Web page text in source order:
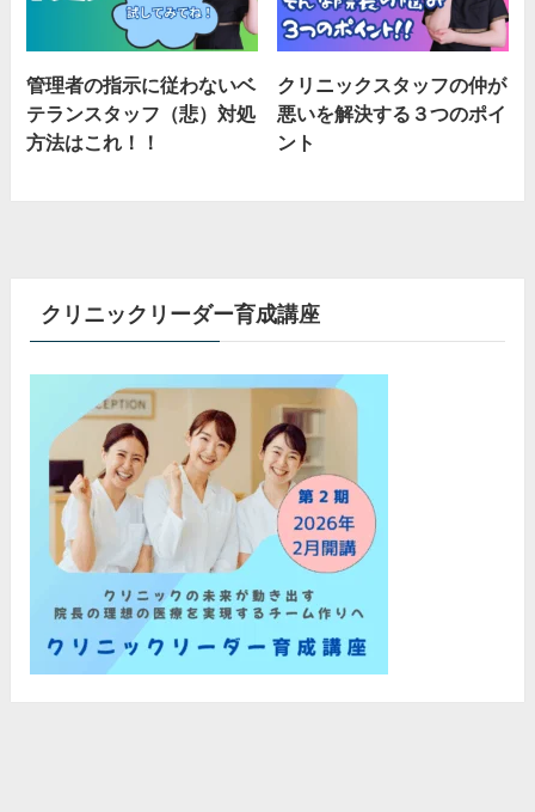
管理者の指示に従わないベ
テランスタッフ（悲）対処
方法はこれ！！
クリニックスタッフの仲が
悪いを解決する３つのポイ
ント
クリニックリーダー育成講座